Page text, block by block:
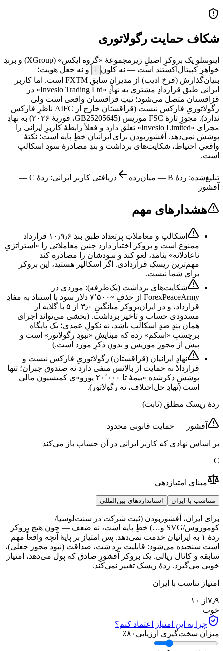
شکاف حمایت رگولاتوری
اینوسلو یک بروکرِ اصیلِ زیرمجموعهٔ «گروه ایکس» (XGroup) و برندِ
خواهرِ کپیتال‌اکستند است — نه کلون i
و نه جعل هویت؛
بنیان‌گذارش (فرخ ادیب) از مدیرانِ سابقِ FXTM است. اما کاربر
ایرانی طبق قراردادِ مشتری به نهادِ «Inveslo Trading Ltd» در
قزاقستان متصل می‌شود؛ ثبتِ قزاقستان واقعی است ولی
رگولاتوریِ فارکس نیست (قزاقستان خارج از AIFC ناظرِ فارکس
ندارد). مجوزِ تازهٔ FSC موریس (GB25205645، فوریهٔ ۲۰۲۶) به نهادِ
مجزای «Inveslo Limited» تعلق دارد و فعلاً رابطهٔ کاربرِ ایرانی را
پوشش نمی‌دهد. آفشوربودن برای ایرانیان خطِ پایه است؛ نکتهٔ
واقعیِ احتیاط، شکایت‌های برداشت و بندِ مصادرهٔ سودِ اسکالپ
است.
تبلیغ‌شده: ردهٔ B
— میان‌رده دریافتی کاربر ایرانی: ردهٔ C
—
آفشور
هشدارهای مهم
اسکالپ و معاملاتِ پرتعداد طبق بندِ ۱۰٫۹٫۶ قرارداد
ممنوع است و بروکر اختیار دارد چنین معاملاتی را «استراتژیِ
ناعادلانه» بنامد، لغو کند و سودشان را مصادره کند —
مهم‌ترین ریسکِ قراردادی. اگر اسکالپر هستید، این بروکر
برای شما نیست.
شکایت‌های برداشت (یک‌طرفه): موردی در
ForexPeaceArmy از حذفِ ~۷٬۵۰۰ دلار سود با استناد به مفادِ
قرارداد، و در ایران‌بروکر میانگینِ ۳٫۰ از ۵ با گلایه از
مسدودی حساب و تأخیر برداشت. (بخشی می‌تواند اجرای
همان بندِ ضدِ اسکالپ باشد، نه نکولِ عمدی؛ یک پایگاه
برچسبِ «اسکم» زده که مبنایش «نبودِ رگولاتور» است و
پیش از مجوزِ موریس و بدونِ ذکرِ مورد است.)
نهادِ ایرانیان (قزاقستان) رگولاتوریِ فارکس نیست و
قراردادْ نه حمایت از بالانس منفی دارد نه صندوق جبران؛ تنها
پوششِ ذکرشده «بیمهٔ تا ۲۰٬۰۰۰ یورو»ی کمیسیون مالی
است (نهادِ حل‌اختلاف، نه رگولاتور).
ردهٔ ریسک مطلق (ثابت)
آفشور — حمایت قانونی محدود
بر اساس نهادی که کاربر ایرانی در آن حساب باز می‌کند
C
مبنای امتیازدهی
متناسب با ایران استانداردهای بین‌المللی
برای ایران، آفشوربودن (ثبت شرکت در سنت‌لوسیا/
کوموروس/SVG و…) خطِ پایه است، نه ضعف — چون هیچ بروکر
ردهٔ ۱ به ایرانیان خدمت نمی‌دهد. پس امتیاز بر پایهٔ آنچه واقعاً مهم
است سنجیده می‌شود: قابلیت برداشت، صداقت (نبود مجوز جعلی)،
سابقه و کانال ریالی. یک بروکر آفشورِ صادق که پول می‌دهد، امتیاز
خوبی می‌گیرد. ردهٔ ریسک تغییر نمی‌کند.
امتیاز تناسب با ایران
۷٫۹ از ۱۰
خوب
چرا به این امتیاز اعتماد کنم؟
میزان سخت‌گیری ارزیابی ۸۰٪